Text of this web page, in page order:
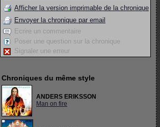
Afficher la version imprimable de la chronique
Envoyer la chronique par email
Ecrire un commentaire
Poser une question sur la chronique
Signaler une erreur
Chroniques du même style
ANDERS ERIKSSON
Man on fire